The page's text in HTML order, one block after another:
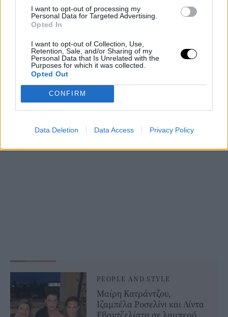
I want to opt-out of processing my
Personal Data for Targeted Advertising.
Opted In
I want to opt-out of Collection, Use,
Retention, Sale, and/or Sharing of my
Personal Data that Is Unrelated with the
Purposes for which it was collected.
Opted Out
CONFIRM
Data Deletion Data Access Privacy Policy
Εβελίνα Νικόλιζα/ @evelina_nikoliza
PEOPLE AND STYLE
Μαίρη Κατράντζου,
Ιζαμπέλα Ροσελίνι και Λίντα